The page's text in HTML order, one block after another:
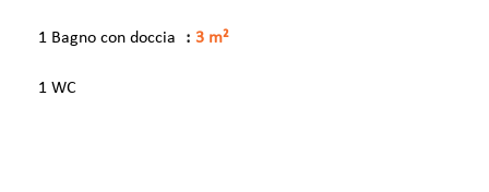
1 Bagno con doccia 3 m²
1 WC